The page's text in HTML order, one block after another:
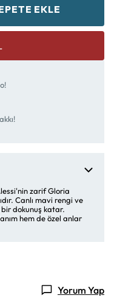
EKLE
zarif Gloria
Canlı mavi rengi ve
bir dokunuş katar.
hem de özel anlar
Yorum Yap